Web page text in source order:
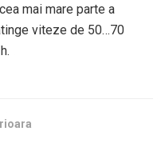
mai mare parte a
viteze de 50…70